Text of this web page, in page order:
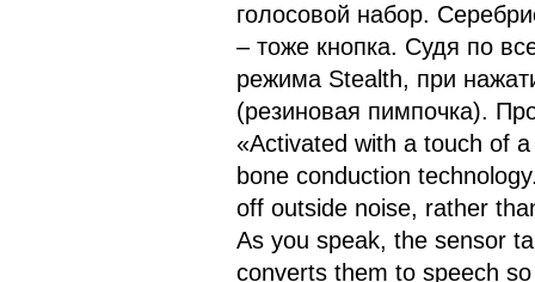
голосовой набор.
– тоже кнопка. Судя по
режима Stealth, при
(резиновая пимпочка).
«Activated with a touch of
bone conduction
off outside noise, rather
As you speak, the sensor
converts them to speech